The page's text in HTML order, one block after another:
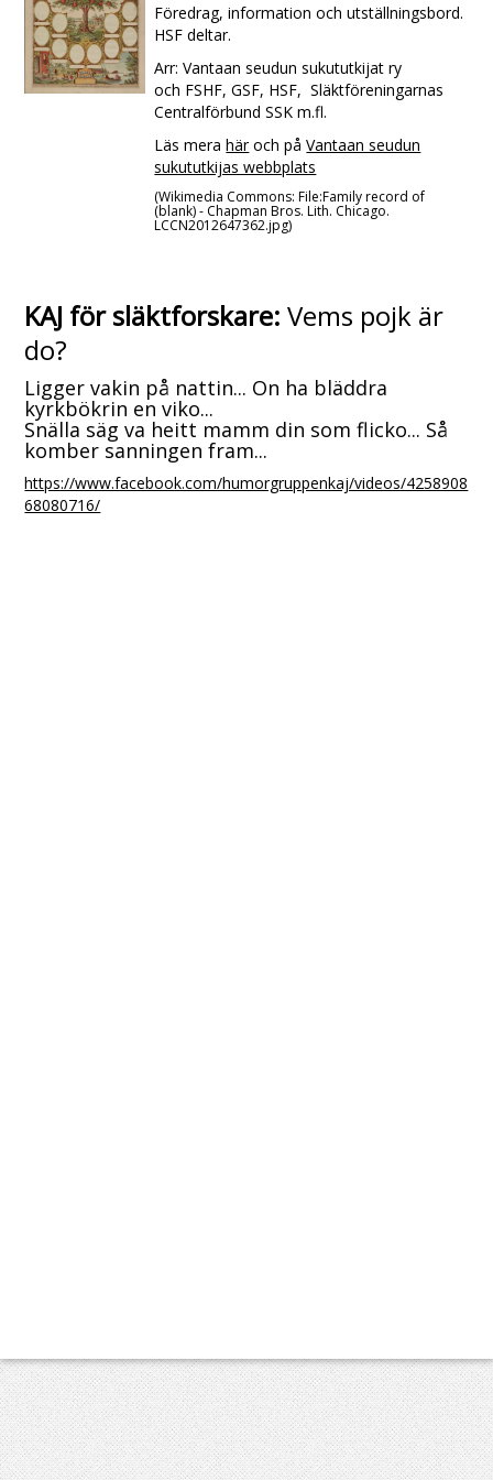
Föredrag, information och utställningsbord.
HSF deltar.
Arr: Vantaan seudun sukututkijat ry
och FSHF, GSF, HSF, Släktföreningarnas
Centralförbund SSK m.fl.
Läs merahäroch påVantaan seudun
sukututkijas webbplats
(Wikimedia Commons: File:Family record of
(blank) - Chapman Bros. Lith. Chicago.
LCCN2012647362.jpg)
KAJ för släktforskare:Vems pojk är
do?
Ligger vakin på nattin... On ha bläddra
kyrkbökrin en viko...
Snälla säg va heitt mamm din som flicko... Så
komber sanningen fram...
https://www.facebook.com/humorgruppenkaj/videos/4258908
68080716/